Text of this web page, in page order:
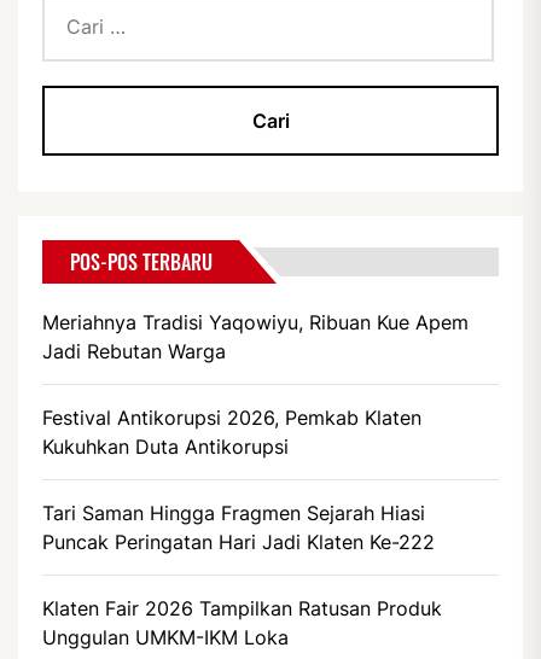
untuk:
POS-POS TERBARU
Meriahnya Tradisi Yaqowiyu, Ribuan Kue Apem
Jadi Rebutan Warga
Festival Antikorupsi 2026, Pemkab Klaten
Kukuhkan Duta Antikorupsi
Tari Saman Hingga Fragmen Sejarah Hiasi
Puncak Peringatan Hari Jadi Klaten Ke-222
Klaten Fair 2026 Tampilkan Ratusan Produk
Unggulan UMKM-IKM Loka